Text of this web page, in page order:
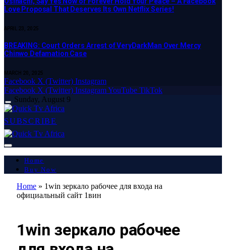
Love Proposal That Deserves Its Own Netflix Series!
APRIL 23, 2025
BREAKING: Court Orders Arrest of VeryDarkMan Over Mercy
Chinwo Defamation Case
MARCH 20, 2025
Facebook X (Twitter) Instagram
Facebook X (Twitter) InstagramYouTube TikTok
Sunday, August 9
SUBSCRIBE
Home
Buy Now
Home » 1win зеркало рабочее для входа на
официальный сайт 1вин
1win зеркало рабочее